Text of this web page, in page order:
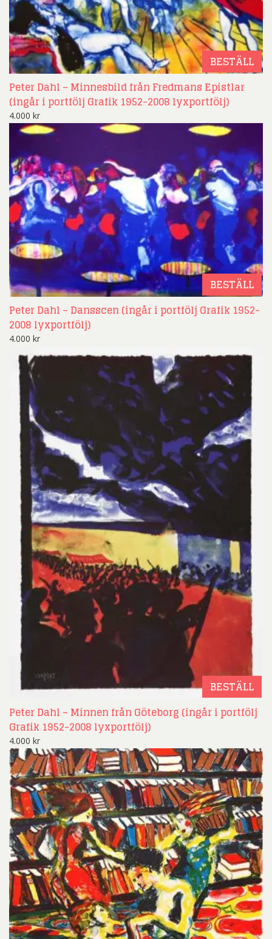
BESTÄLL
Peter Dahl – Minnesbild från Fredmans Epistlar
(ingår i portfölj Grafik 1952-2008 lyxportfölj)
4.000 kr
BESTÄLL
Peter Dahl – Dansscen (ingår i portfölj Grafik 1952-
2008 lyxportfölj)
4.000 kr
BESTÄLL
Peter Dahl – Minnen från Göteborg (ingår i portfölj
Grafik 1952-2008 lyxportfölj)
4.000 kr